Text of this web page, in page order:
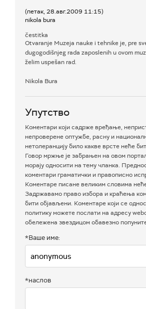
(петак, 28.авг.2009 11:15)
nikola bura
čestitka
Otvaranje Muzeja nauke i tehnike je, pre
dugogodišnjeg rada zaposlenih u ovom
želim uspešan rad.
Nikola Bura
Упутство
Коментари који садрже вређање,
непроверене оптужбе, расну и
нетолеранцију било какве врсте неће
Говор мржње је забрањен на овом
морају односити на тему чланка.
коментари граматички и правописно
Коментаре писане великим словима
Задржавамо право избора и краћења
бити објављени. Коментаре који се
политику можете послати на адресу
обележена звездицом обавезно
*Ваше име:
*наслов